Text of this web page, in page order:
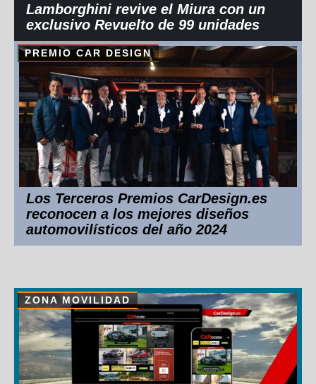
Lamborghini revive el Miura con un
exclusivo Revuelto de 99 unidades
PREMIO CAR DESIGN
Los Terceros Premios CarDesign.es
reconocen a los mejores diseños
automovilísticos del año 2024
ZONA MOVILIDAD